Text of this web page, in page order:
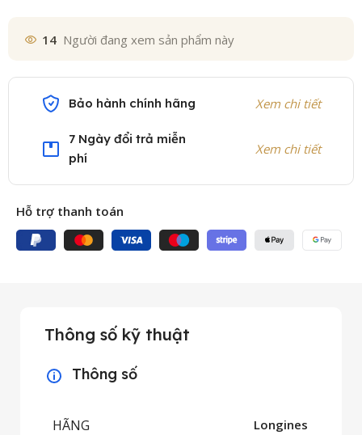
14 Người đang xem sản phẩm này
Bảo hành chính hãng Xem chi tiết
7 Ngày đổi trả miễn
phí
Xem chi tiết
Hỗ trợ thanh toán
Thông số kỹ thuật
Thông số
HÃNG Longines